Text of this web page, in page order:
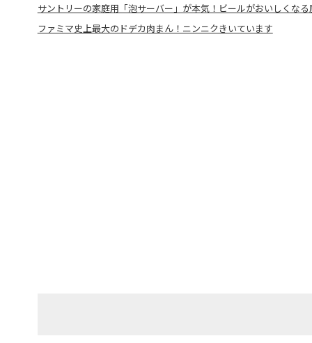
サントリーの家庭用「泡サーバー」が本気！ビールがおいしくなる
ファミマ史上最大のドデカ肉まん！ニンニクきいています